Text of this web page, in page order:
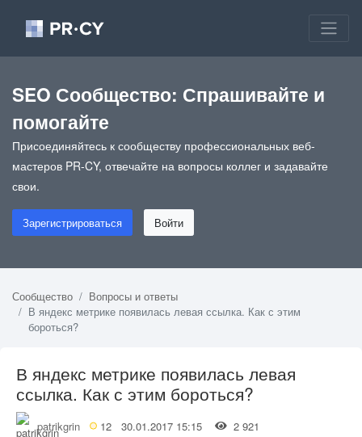
SEO Сообщество: Спрашивайте и
помогайте
Присоединяйтесь к сообществу профессиональных веб-
мастеров PR-CY, отвечайте на вопросы коллег и задавайте
свои.
Зарегистрироваться Войти
Сообщество
Вопросы и ответы
В яндекс метрике появилась левая ссылка. Как с этим
бороться?
В яндекс метрике появилась левая
ссылка. Как с этим бороться?
patrikgrin 12 30.01.2017 15:15 2 921